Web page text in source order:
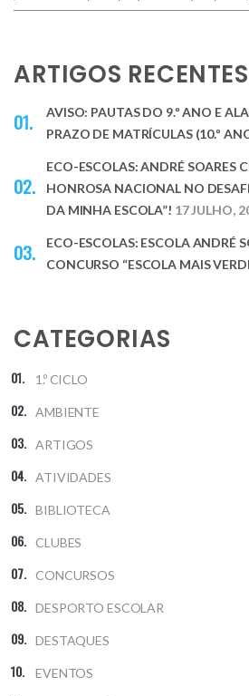
ARTIGOS RECENTES
AVISO: PAUTAS DO 9.º ANO E
PRAZO DE MATRÍCULAS (10.º
ECO-ESCOLAS: ANDRÉ SOARES
HONROSA NACIONAL NO
DA MINHA ESCOLA”! 17 JULHO,
ECO-ESCOLAS: ESCOLA ANDRÉ
CONCURSO “ESCOLA MAIS
CATEGORIAS
1.º CICLO
AMBIENTE
ARTIGOS
ATIVIDADES
BIBLIOTECA
CLUBES
CONCURSOS
DESPORTO ESCOLAR
DESTAQUES
EVENTOS